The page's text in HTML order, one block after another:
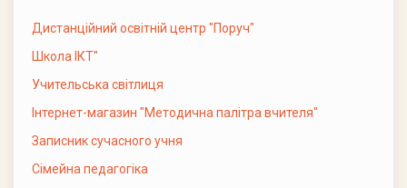
Дистанційний освітній центр "Поруч"
Школа ІКТ"
Учительська світлиця
Інтернет-магазин "Методична палітра вчителя"
Записник сучасного учня
Сімейна педагогіка